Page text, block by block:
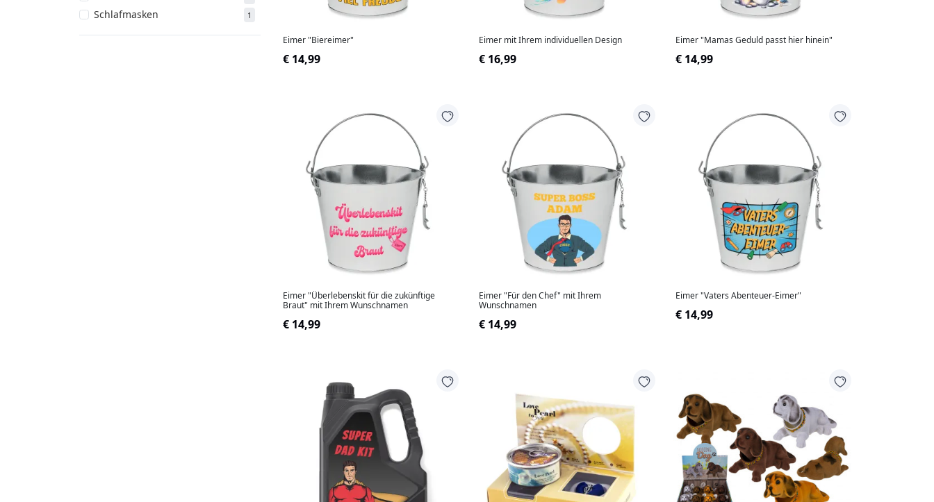
Schlafmasken 1
Sets 1
Eimer "Biereimer"
€ 14,99
Eimer mit Ihrem individuellen Design
€ 16,99
Eimer "Mamas Geduld passt hier hinein"
€ 14,99
Eimer "Überlebenskit für die zukünftige
Braut" mit Ihrem Wunschnamen
€ 14,99
Eimer "Für den Chef" mit Ihrem
Wunschnamen
€ 14,99
Eimer "Vaters Abenteuer-Eimer"
€ 14,99